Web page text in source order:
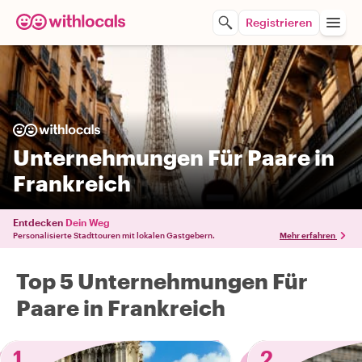
Registrieren
Unternehmungen Für Paare in
Frankreich
Entdecken Dein Weg
Personalisierte Stadttouren mit lokalen Gastgebern. Mehr erfahren
Top 5 Unternehmungen Für
Paare in Frankreich